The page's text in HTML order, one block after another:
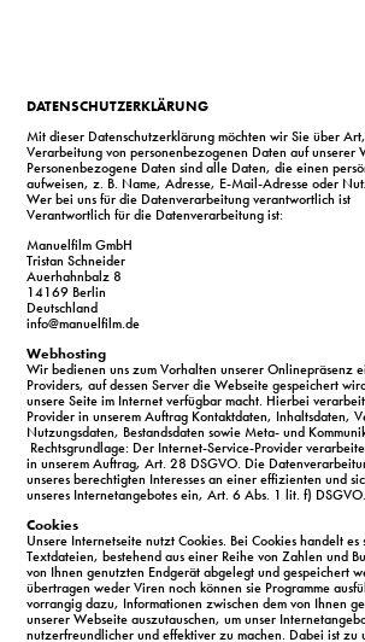
DATENSCHUTZERKLÄRUNG
Mit dieser Datenschutzerklärung möchten wir Sie über
Verarbeitung von personenbezogenen Daten auf unserer
Personenbezogene Daten sind alle Daten, die einen
aufweisen, z. B. Name, Adresse, E-Mail-Adresse oder
Wer bei uns für die Datenverarbeitung verantwortlich ist
Verantwortlich für die Datenverarbeitung ist:
Manuelfilm GmbH
Tristan Schneider
Auerhahnbalz 8
14169 Berlin
Deutschland
info@manuelfilm.de
Webhosting
Wir bedienen uns zum Vorhalten unserer Onlinepräsenz
Providers, auf dessen Server die Webseite gespeichert
unsere Seite im Internet verfügbar macht. Hierbei
Provider in unserem Auftrag Kontaktdaten, Inhaltsdaten,
Nutzungsdaten, Bestandsdaten sowie Meta- und
Rechtsgrundlage: Der Internet-Service-Provider
in unserem Auftrag, Art. 28 DSGVO. Die
unseres berechtigten Interesses an einer effizienten und
unseres Internetangebotes ein, Art. 6 Abs. 1 lit. f) DSGVO.
Cookies
Unsere Internetseite nutzt Cookies. Bei Cookies handelt es
Textdateien, bestehend aus einer Reihe von Zahlen und
von Ihnen genutzten Endgerät abgelegt und gespeichert
übertragen weder Viren noch können sie Programme
vorrangig dazu, Informationen zwischen dem von Ihnen
unserer Webseite auszutauschen, um unser
nutzerfreundlicher und effektiver zu machen. Dabei ist zu